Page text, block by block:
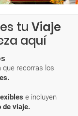
tu Viaje
aquí
que recorras los
e incluyen
de viaje.